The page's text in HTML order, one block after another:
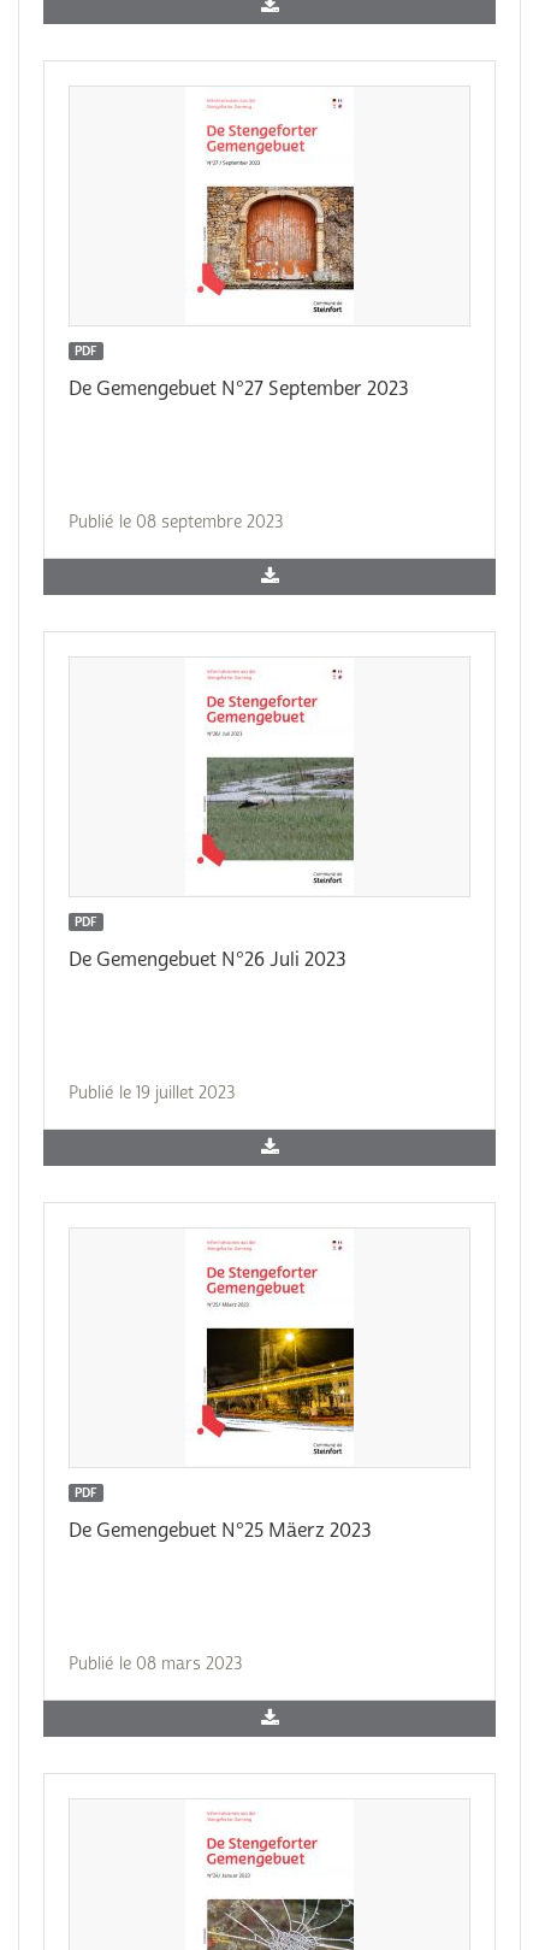
PDF
De Gemengebuet N°27 September 2023
Publié le 08 septembre 2023
PDF
De Gemengebuet N°26 Juli 2023
Publié le 19 juillet 2023
PDF
De Gemengebuet N°25 Mäerz 2023
Publié le 08 mars 2023